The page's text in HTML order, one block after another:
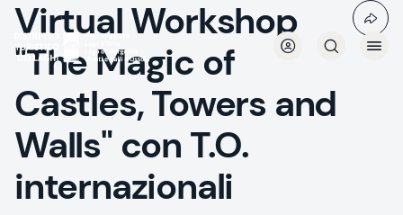
Aller
principal
Virtual Workshop
"The Magic of
Castles, Towers and
Walls" con T.O.
internazionali